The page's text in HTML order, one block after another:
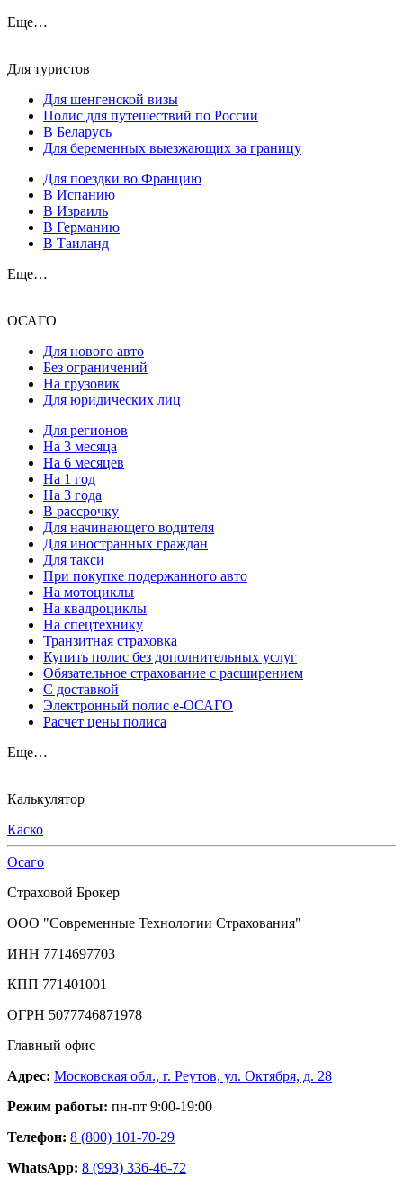
Еще…
Для туристов
Для шенгенской визы
Полис для путешествий по России
В Беларусь
Для беременных выезжающих за границу
Для поездки во Францию
В Испанию
В Израиль
В Германию
В Таиланд
Еще…
ОСАГО
Для нового авто
Без ограничений
На грузовик
Для юридических лиц
Для регионов
На 3 месяца
На 6 месяцев
На 1 год
На 3 года
В рассрочку
Для начинающего водителя
Для иностранных граждан
Для такси
При покупке подержанного авто
На мотоциклы
На квадроциклы
На спецтехнику
Транзитная страховка
Купить полис без дополнительных услуг
Обязательное страхование с расширением
С доставкой
Электронный полис е-ОСАГО
Расчет цены полиса
Еще…
Калькулятор
Каско
Осаго
Страховой Брокер
ООО "Современные Технологии Страхования"
ИНН 7714697703
КПП 771401001
ОГРН 5077746871978
Главный офис
Адрес: Московская обл., г. Реутов, ул. Октября, д. 28
Режим работы: пн-пт 9:00-19:00
Телефон: 8 (800) 101-70-29
WhatsApp: 8 (993) 336-46-72